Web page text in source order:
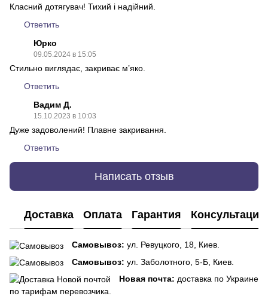
Класний дотягувач! Тихий і надійний.
Ответить
Юрко
09.05.2024 в 15:05
Стильно виглядає, закриває м’яко.
Ответить
Вадим Д.
15.10.2023 в 10:03
Дуже задоволений! Плавне закривання.
Ответить
Написать отзыв
Доставка Оплата Гарантия Консультация
Самовывоз: ул. Ревуцкого, 18, Киев.
Самовывоз: ул. Заболотного, 5-Б, Киев.
Новая почта: доставка по Украине
по тарифам перевозчика.